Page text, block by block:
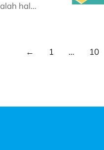
hal…
← 1 … 10